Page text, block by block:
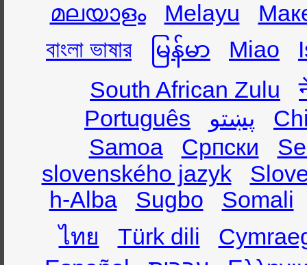
മലയാളം
Melayu
বাংলা ভাষার
မြန်မာ Miao
South African Zulu
Português
پښتو
Samoa
Српски
slovenského jazyk
h-Alba
Sugbo
Somali
ไทย
Türk dili